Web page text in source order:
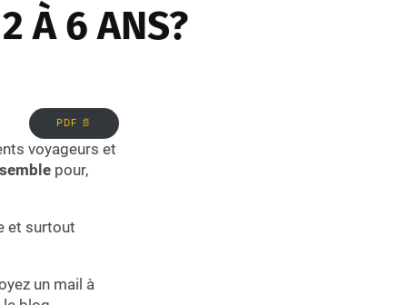
À 6 ANS?
PDF 📄
voyageurs et
pour,
et surtout
un mail à